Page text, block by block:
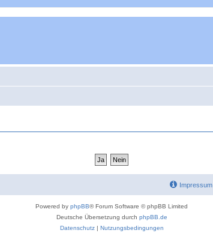
Impressum
Powered by phpBB® Forum Software © phpBB Limited
Deutsche Übersetzung durch phpBB.de
Datenschutz| Nutzungsbedingungen